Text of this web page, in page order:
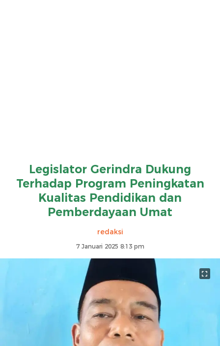
Legislator Gerindra Dukung
Terhadap Program Peningkatan
Kualitas Pendidikan dan
Pemberdayaan Umat
redaksi
7 Januari 2025 8:13 pm